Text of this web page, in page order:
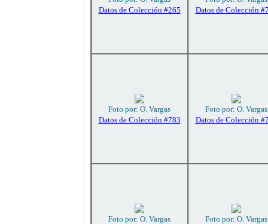
Datos de Colección #265
Datos de Colección
Foto por: O. Vargas
Datos de Colección #783
Foto por: O. Vargas
Datos de Colección
Foto por: O. Vargas
Foto por: O. Vargas